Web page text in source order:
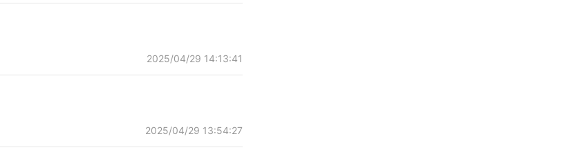
2025/04/29 14:13:41
2025/04/29 13:54:27